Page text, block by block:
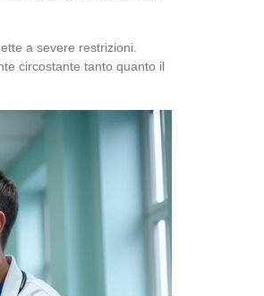
a severe restrizioni.
circostante tanto quanto il